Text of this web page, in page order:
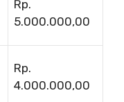
Rp.
5.000.000,00
Rp.
4.000.000,00